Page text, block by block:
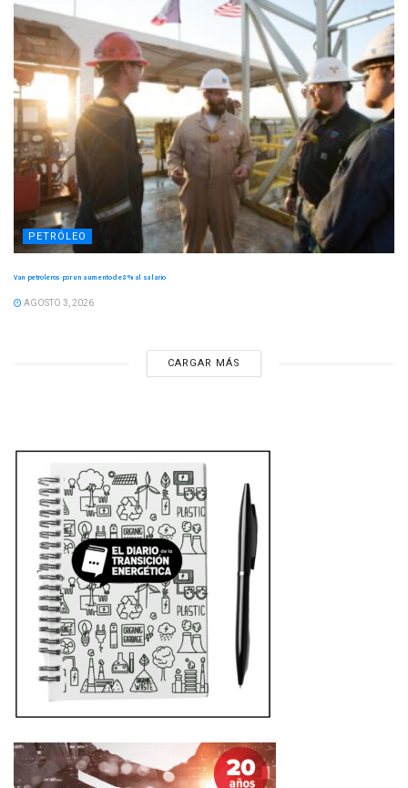
PETRÓLEO
Van petroleros por un aumento de 8 % al salario
AGOSTO 3, 2026
CARGAR MÁS